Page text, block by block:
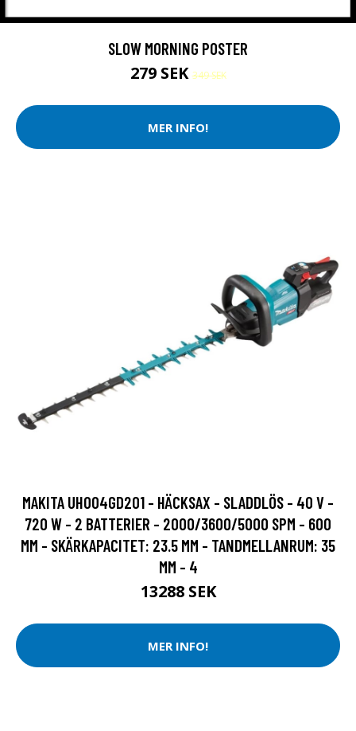
SLOW MORNING POSTER
279 SEK349 SEK
MER INFO!
MAKITA UH004GD201 - HÄCKSAX - SLADDLÖS - 40 V -
720 W - 2 BATTERIER - 2000/3600/5000 SPM - 600
MM - SKÄRKAPACITET: 23.5 MM - TANDMELLANRUM: 35
MM - 4
13288 SEK
MER INFO!